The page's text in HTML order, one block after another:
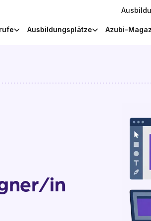
Ausbildungsplätze Azubi-
in